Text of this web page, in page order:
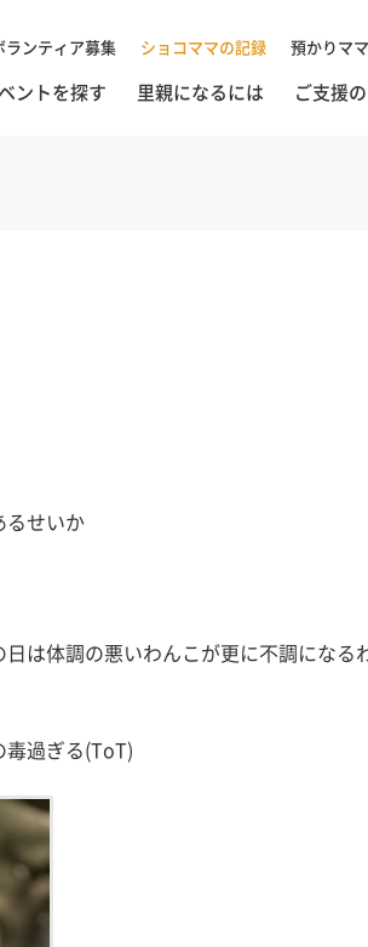
ランティア募集 ショコママの記録 預かりマ
ントを探す 里親になるには ご支援
るせいか
は体調の悪いわんこが更に不調になる
過ぎる(ToT)